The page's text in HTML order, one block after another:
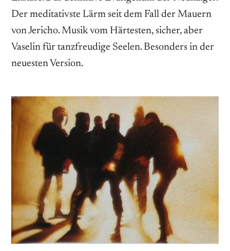
Der meditativste Lärm seit dem Fall der Mauern
von Jericho. Musik vom Härtesten, sicher, aber
Vaselin für tanzfreudige Seelen. Besonders in der
neuesten Version.